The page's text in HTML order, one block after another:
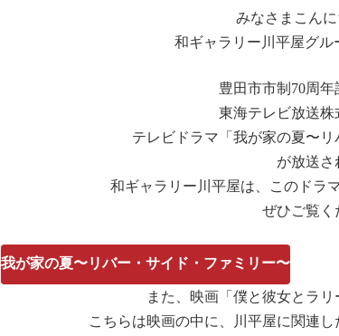
みなさまこんに
和ギャラリー川平屋グル
豊田市市制70周年
東海テレビ放送株
テレビドラマ「我が家の夏〜リ
が放送さ
和ギャラリー川平屋は、このドラ
ぜひご覧く
我が家の夏〜リバー・サイド・ファミリー〜
また、映画「僕と彼女とラリ
こちらは映画の中に、川平屋に関連